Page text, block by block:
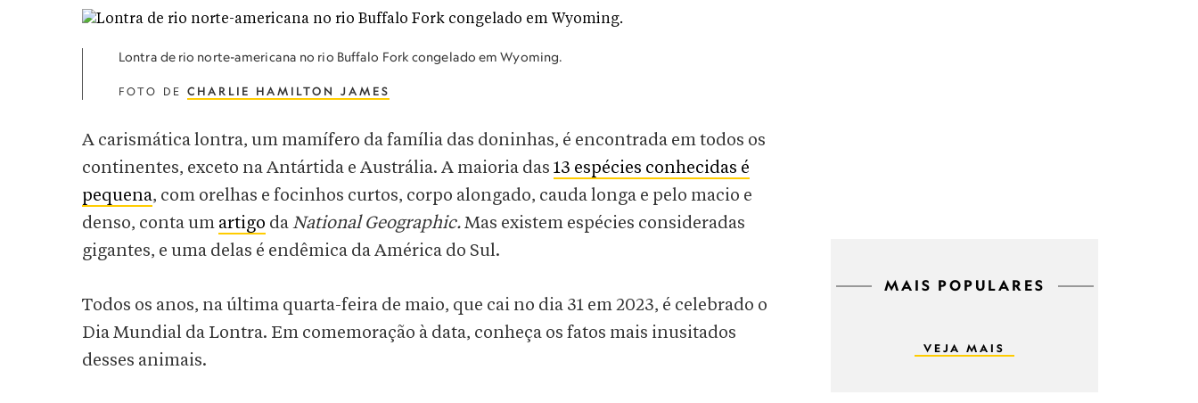
Lontra de rio norte-americana no rio Buffalo Fork congelado em Wyoming.
FOTO DE CHARLIE HAMILTON JAMES
A carismática lontra, um mamífero da família das doninhas, é encontrada em todos os
continentes, exceto na Antártida e Austrália. A maioria das 13 espécies conhecidas é
pequena, com orelhas e focinhos curtos, corpo alongado, cauda longa e pelo macio e
denso, conta um artigo daNational Geographic.Mas existem espécies consideradas
gigantes, e uma delas é endêmica da América do Sul.
Todos os anos, na última quarta-feira de maio, que cai no dia 31 em 2023, é celebrado o
Dia Mundial da Lontra. Em comemoração à data, conheça os fatos mais inusitados
desses animais.
MAIS POPULARES
VEJA MAIS